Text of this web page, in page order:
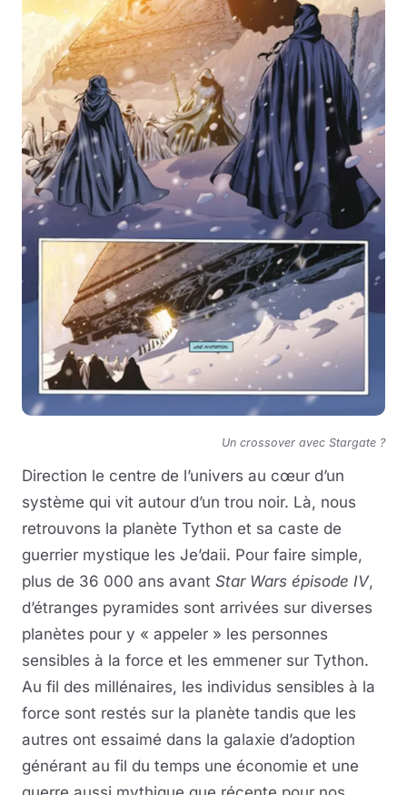
Un crossover avec Stargate ?
Direction le centre de l’univers au cœur d’un
système qui vit autour d’un trou noir. Là, nous
retrouvons la planète Tython et sa caste de
guerrier mystique les Je’daii. Pour faire simple,
plus de 36 000 ans avant Star Wars épisode IV,
d’étranges pyramides sont arrivées sur diverses
planètes pour y « appeler » les personnes
sensibles à la force et les emmener sur Tython.
Au fil des millénaires, les individus sensibles à la
force sont restés sur la planète tandis que les
autres ont essaimé dans la galaxie d’adoption
générant au fil du temps une économie et une